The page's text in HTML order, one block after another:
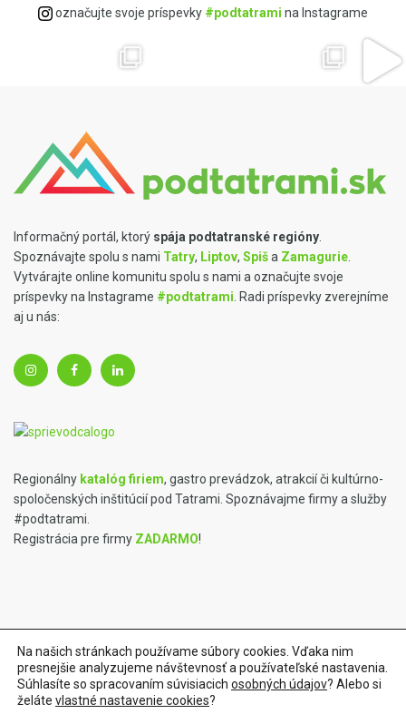
označujte svoje príspevky #podtatrami na Instagrame
Informačný portál, ktorý spája podtatranské regióny
Spoznávajte spolu s nami Tatry, Liptov, Spiša Zamagurie
Vytvárajte online komunitu spolu s nami a označujte svoje
príspevky na Instagrame #podtatrami . Radi príspevky zverejníme
aj u nás:
Regionálny katalóg firiem, gastro prevádzok, atrakcií či kultúrno-
spoločenských inštitúcií pod Tatrami. Spoznávajme firmy a služby
#podtatrami.
Registrácia pre firmy ZADARMO!
Tvorba webstránok a marketing odWebyPoprad.sk| Online
faktúry ceziFakturacia.sk| Obchod
Na našich stránkach používame súbory cookies. Vďaka nim
presnejšie analyzujeme návštevnosť a používateľské nastavenia.
Súhlasíte so spracovaním súvisiacich osobných údajov? Alebo si
želáte vlastné nastavenie cookies?